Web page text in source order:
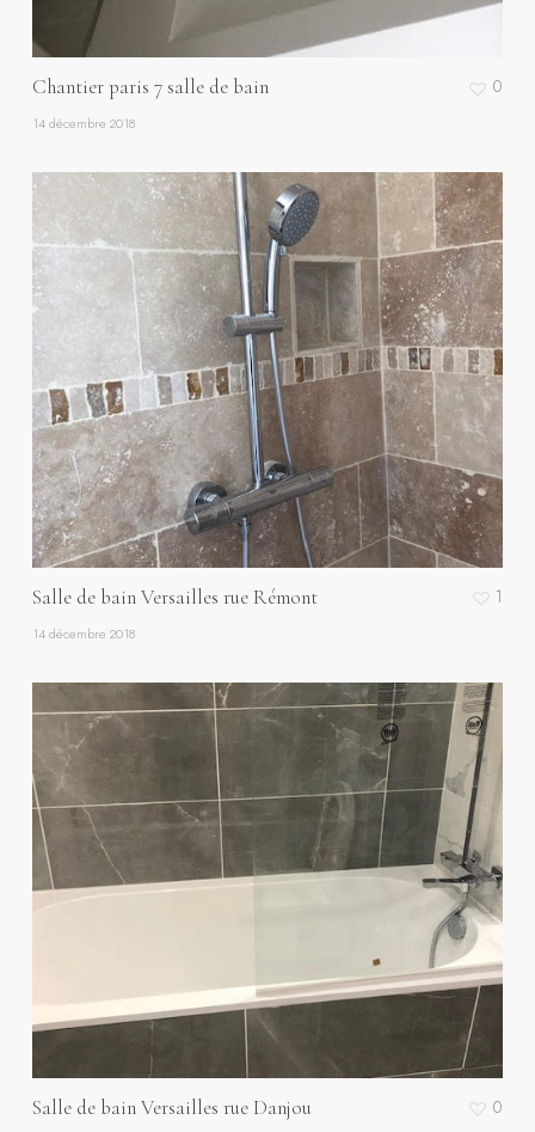
Chantier paris 7 salle de bain
14 décembre 2018
0
Salle de bain Versailles rue Rémont
14 décembre 2018
1
Salle de bain Versailles rue Danjou 0